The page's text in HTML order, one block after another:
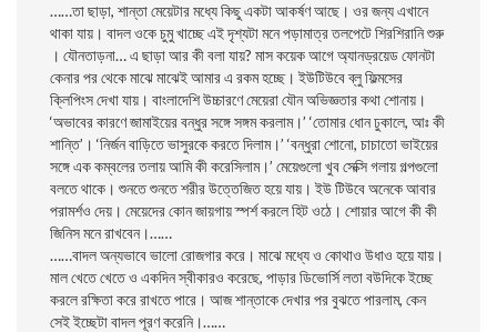
……তা ছাড়া, শান্তা মেয়েটার মধ্যে কিছু একটা আকর্ষণ আছে। ওর জন্য এখানে
থাকা যায়। বাদল ওকে চুমু খাচ্ছে এই দৃশ্যটা মনে পড়ামাত্র তলপেটে শিরশিরানি শুরু
। যৌনতাড়না… এ ছাড়া আর কী বলা যায়? মাস কয়েক আগে অ্যানড্রয়েড ফোনটা
কেনার পর থেকে মাঝে মাঝেই আমার এ রকম হচ্ছে। ইউটিউবে ব্লু ফিল্মসের
ক্লিপিংস দেখা যায়। বাংলাদেশি উচ্চারণে মেয়েরা যৌন অভিজ্ঞতার কথা শোনায়।
‘অভাবের কারণে জামাইয়ের বন্ধুর সঙ্গে সঙ্গম করলাম।’ ‘তোমার ধোন ঢুকালে, আঃ কী
শান্তি’। ‘নির্জন বাড়িতে ভাসুরকে করতে দিলাম।’ ‘বন্ধুরা শোনো, চাচাতো ভাইয়ের
সঙ্গে এক কম্বলের তলায় আমি কী করেসিলাম।’ মেয়েগুলো খুব সেক্সি গলায় গল্পগুলো
বলতে থাকে। শুনতে শুনতে শরীর উত্তেজিত হয়ে যায়। ইউ টিউবে অনেকে আবার
পরামর্শও দেয়। মেয়েদের কোন জায়গায় স্পর্শ করলে হিট ওঠে। শোয়ার আগে কী কী
জিনিস মনে রাখবেন।……
……বাদল অন্যভাবে ভালো রোজগার করে। মাঝে মধ্যে ও কোথাও উধাও হয়ে যায়।
মাল খেতে খেতে ও একদিন স্বীকারও করেছে, পাড়ার ডিভোর্সি লতা বউদিকে ইচ্ছে
করলে রক্ষিতা করে রাখতে পারে। আজ শান্তাকে দেখার পর বুঝতে পারলাম, কেন
সেই ইচ্ছেটা বাদল পূরণ করেনি।……